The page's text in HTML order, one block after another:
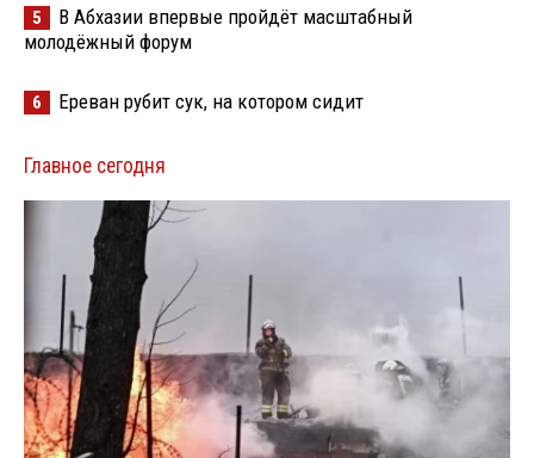
5
В Абхазии впервые пройдёт масштабный
молодёжный форум
6 Ереван рубит сук, на котором сидит
Главное сегодня